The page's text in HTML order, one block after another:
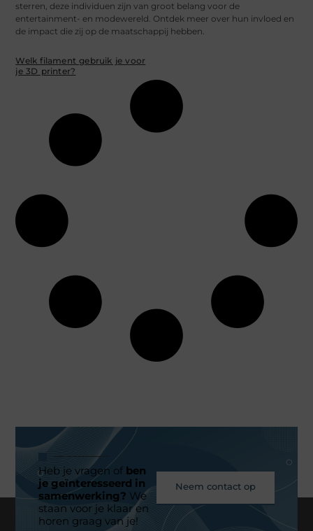
sterren, deze individuen zijn van groot belang voor de
entertainment- en modewereld. Ontdek meer over hun invloed en
de impact die zij op de maatschappij hebben.
Welk filament gebruik je voor
je 3D printer?
Heb je vragen ofben
je geïnteresseerd in
samenwerking? We
staan voor je klaar en
horen graag van je!
Neem contact op